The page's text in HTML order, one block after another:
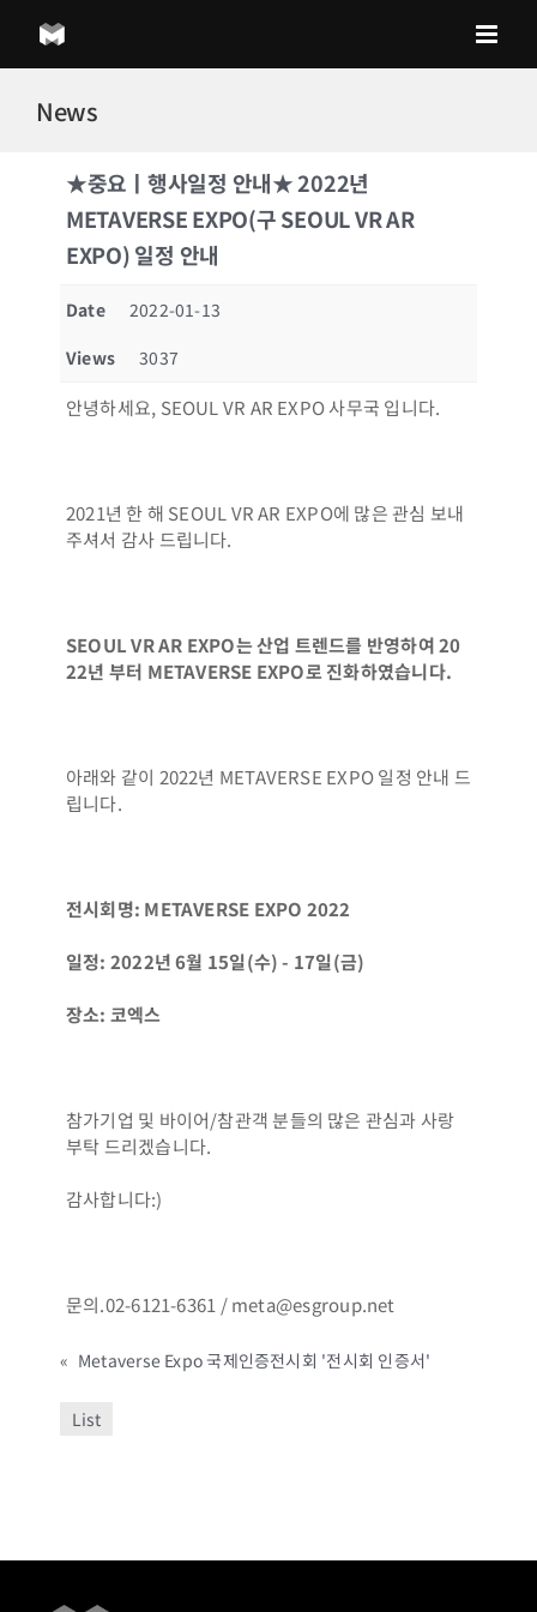
content
News
★중요ㅣ행사일정 안내★ 2022년
METAVERSE EXPO(구 SEOUL VR AR
EXPO) 일정 안내
Date
2022-01-13
Views
3037
안녕하세요, SEOUL VR AR EXPO 사무국 입니다.
2021년 한 해 SEOUL VR AR EXPO에 많은 관심 보내
주셔서 감사 드립니다.
SEOUL VR AR EXPO는 산업 트렌드를 반영하여 20
22년 부터 METAVERSE EXPO로 진화하였습니다.
아래와 같이 2022년 METAVERSE EXPO 일정 안내 드
립니다.
전시회명: METAVERSE EXPO 2022
일정: 2022년 6월 15일(수) - 17일(금)
장소: 코엑스
참가기업 및 바이어/참관객 분들의 많은 관심과 사랑
부탁 드리겠습니다.
감사합니다:)
문의.02-6121-6361 / meta@esgroup.net
« Metaverse Expo 국제인증전시회 '전시회 인증서'
List